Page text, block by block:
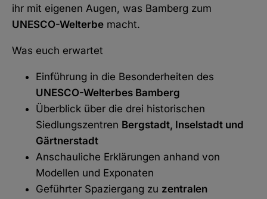
ihr mit eigenen Augen, was Bamberg zum
UNESCO-Welterbe macht.
Was euch erwartet
Einführung in die Besonderheiten des
UNESCO-Welterbes Bamberg
Überblick über die drei historischen
Siedlungszentren Bergstadt, Inselstadt und
Gärtnerstadt
Anschauliche Erklärungen anhand von
Modellen und Exponaten
Geführter Spaziergang zu zentralen